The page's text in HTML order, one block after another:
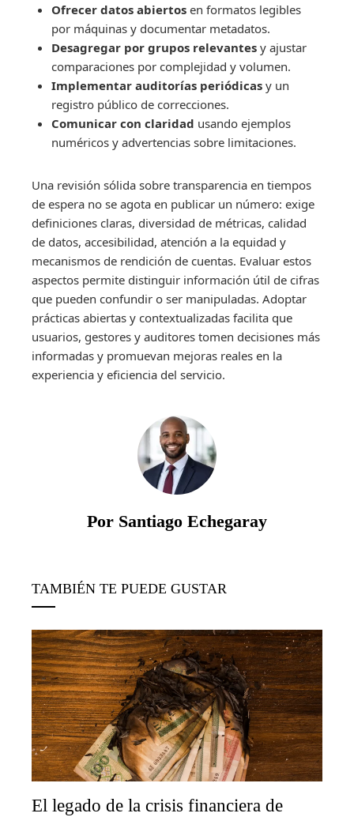
Ofrecer datos abiertos en formatos legibles
por máquinas y documentar metadatos.
Desagregar por grupos relevantes y ajustar
comparaciones por complejidad y volumen.
Implementar auditorías periódicas y un
registro público de correcciones.
Comunicar con claridad usando ejemplos
numéricos y advertencias sobre limitaciones.
Una revisión sólida sobre transparencia en tiempos
de espera no se agota en publicar un número: exige
definiciones claras, diversidad de métricas, calidad
de datos, accesibilidad, atención a la equidad y
mecanismos de rendición de cuentas. Evaluar estos
aspectos permite distinguir información útil de cifras
que pueden confundir o ser manipuladas. Adoptar
prácticas abiertas y contextualizadas facilita que
usuarios, gestores y auditores tomen decisiones más
informadas y promuevan mejoras reales en la
experiencia y eficiencia del servicio.
Por Santiago Echegaray
TAMBIÉN TE PUEDE GUSTAR
El legado de la crisis financiera de